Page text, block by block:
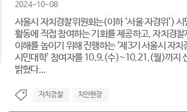
2024-10-08
서울시 자치경찰위원회는(이하 ‘서울 자경위’)
활동에 직접 참여하는 기회를 제공하고, 자치경찰
이해를 높이기 위해 진행하는 ‘제3기 서울시 자치
시민대학’ 참여자를 10.9.(수)~10.21.(월)까지
밝혔다...
자치경찰 치안현장